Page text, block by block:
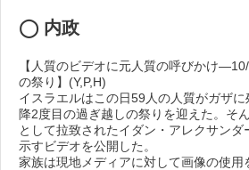
◯ 内政
【人質のビデオに元人質の呼びかけ
の祭り】(Y,P,H)
イスラエルはこの日59人の人質がガザ
降2度目の過ぎ越しの祭りを迎えた。そ
として拉致されたイダン・アレクサン
示すビデオを公開した。
家族は現地メディアに対して画像の使用